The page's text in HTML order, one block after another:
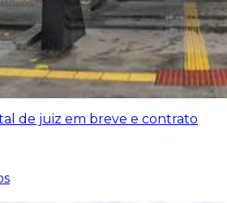
de juiz em breve e contrato